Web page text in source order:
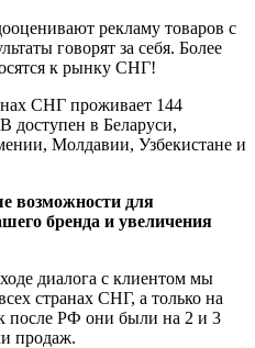
рекламу товаров с
говорят за себя. Более
к рынку СНГ!
СНГ проживает 144
доступен в Беларуси,
Молдавии, Узбекистане и
возможности для
бренда и увеличения
диалога с клиентом мы
странах СНГ, а только на
после РФ они были на 2 и 3
продаж.